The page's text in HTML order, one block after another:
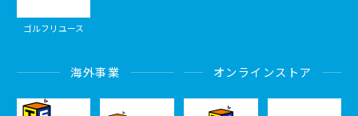
ゴルフリユース
海外事業 オンラインストア